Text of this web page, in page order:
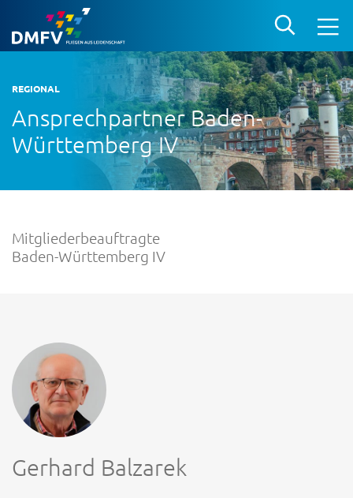
REGIONAL
Ansprechpartner Baden-
Württemberg IV
Mitgliederbeauftragte
Baden-Württemberg IV
Gerhard Balzarek